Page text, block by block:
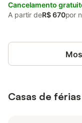
Cancelamento
A partir deR$ 670por
Casas de